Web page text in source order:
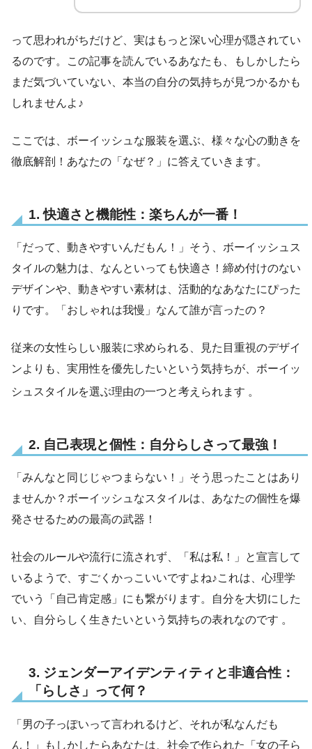
って思われがちだけど、実はもっと深い心理が隠されてい
るのです。この記事を読んでいるあなたも、もしかしたら
まだ気づいていない、本当の自分の気持ちが見つかるかも
しれませんよ♪
ここでは、ボーイッシュな服装を選ぶ、様々な心の動きを
徹底解剖！あなたの「なぜ？」に答えていきます。
1. 快適さと機能性：楽ちんが一番！
「だって、動きやすいんだもん！」そう、ボーイッシュス
タイルの魅力は、なんといっても快適さ！締め付けのない
デザインや、動きやすい素材は、活動的なあなたにぴった
りです。「おしゃれは我慢」なんて誰が言ったの？
従来の女性らしい服装に求められる、見た目重視のデザイ
ンよりも、実用性を優先したいという気持ちが、ボーイッ
シュスタイルを選ぶ理由の一つと考えられます 。
2. 自己表現と個性：自分らしさって最強！
「みんなと同じじゃつまらない！」そう思ったことはあり
ませんか？ボーイッシュなスタイルは、あなたの個性を爆
発させるための最高の武器！
社会のルールや流行に流されず、「私は私！」と宣言して
いるようで、すごくかっこいいですよね♪これは、心理学
でいう「自己肯定感」にも繋がります。自分を大切にした
い、自分らしく生きたいという気持ちの表れなのです 。
3. ジェンダーアイデンティティと非適合性：
「らしさ」って何？
「男の子っぽいって言われるけど、それが私なんだも
ん！」もしかしたらあなたは、社会で作られた「女の子ら